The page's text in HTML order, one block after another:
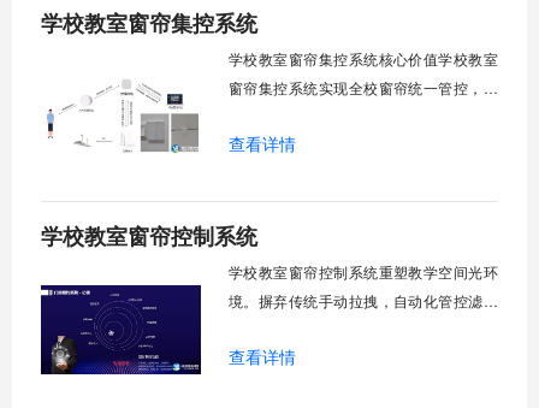
行，为学校提供精细化风扇管理方案。
学校教室窗帘集控系统
学校教室窗帘集控系统核心价值学校教室
窗帘集控系统实现全校窗帘统一管控，提
能化改造后，一键完成全校窗帘开合，节
生视力健康，营造舒适教学环境。节能减
排效果显著，延长窗帘使用寿命，降低学
查看详情
学校教室窗帘控制系统
学校教室窗帘控制系统重塑教学空间光环
境。摒弃传统手动拉拽，自动化管控滤除
足，节能降耗。精准适配多媒体教学、考
查看详情